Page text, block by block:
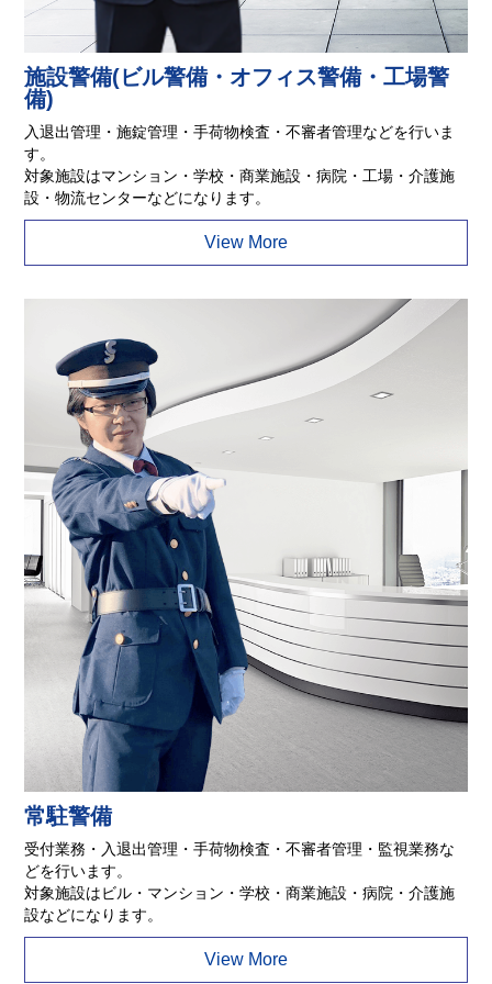
施設警備(ビル警備・オフィス警備・工場警
備)
入退出管理・施錠管理・手荷物検査・不審者管理などを行いま
す。
対象施設はマンション・学校・商業施設・病院・工場・介護施
設・物流センターなどになります。
View More
常駐警備
受付業務・入退出管理・手荷物検査・不審者管理・監視業務な
どを行います。
対象施設はビル・マンション・学校・商業施設・病院・介護施
設などになります。
View More